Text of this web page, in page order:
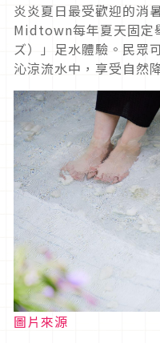
炎炎夏日最受歡迎的消
Midtown每年夏天固定
ズ）」足水體驗。民眾
沁涼流水中，享受自然
圖片來源